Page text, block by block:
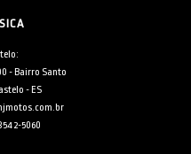
- Bairro Santo
- ES
5060